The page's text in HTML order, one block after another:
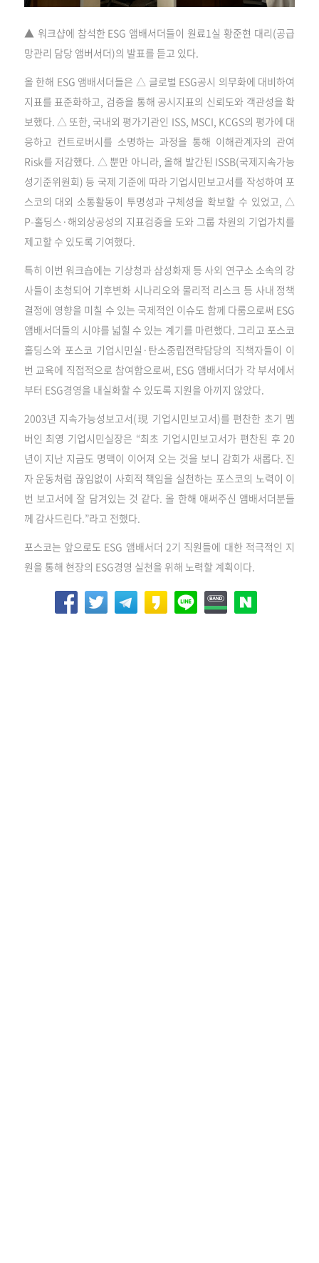
▲ 워크샵에 참석한 ESG 앰배서더들이 원료1실 황준현 대리(공급
망관리 담당 앰버서더)의 발표를 듣고 있다.
올 한해 ESG 앰배서더들은 △ 글로벌 ESG공시 의무화에 대비하여
지표를 표준화하고, 검증을 통해 공시지표의 신뢰도와 객관성을 확
보했다. △ 또한, 국내외 평가기관인 ISS, MSCI, KCGS의 평가에 대
응하고 컨트로버시를 소명하는 과정을 통해 이해관계자의 관여
Risk를 저감했다. △ 뿐만 아니라, 올해 발간된 ISSB(국제지속가능
성기준위원회) 등 국제 기준에 따라 기업시민보고서를 작성하여 포
스코의 대외 소통활동이 투명성과 구체성을 확보할 수 있었고, △
P-홀딩스·해외상공성의 지표검증을 도와 그룹 차원의 기업가치를
제고할 수 있도록 기여했다.
특히 이번 워크숍에는 기상청과 삼성화재 등 사외 연구소 소속의 강
사들이 초청되어 기후변화 시나리오와 물리적 리스크 등 사내 정책
결정에 영향을 미칠 수 있는 국제적인 이슈도 함께 다룸으로써 ESG
앰배서더들의 시야를 넓힐 수 있는 계기를 마련했다. 그리고 포스코
홀딩스와 포스코 기업시민실·탄소중립전략담당의 직책자들이 이
번 교육에 직접적으로 참여함으로써, ESG 앰배서더가 각 부서에서
부터 ESG경영을 내실화할 수 있도록 지원을 아끼지 않았다.
2003년 지속가능성보고서(現 기업시민보고서)를 편찬한 초기 멤
버인 최영 기업시민실장은 “최초 기업시민보고서가 편찬된 후 20
년이 지난 지금도 명맥이 이어져 오는 것을 보니 감회가 새롭다. 진
자 운동처럼 끊임없이 사회적 책임을 실천하는 포스코의 노력이 이
번 보고서에 잘 담겨있는 것 같다. 올 한해 애써주신 앰배서더분들
께 감사드린다.”라고 전했다.
포스코는 앞으로도 ESG 앰배서더 2기 직원들에 대한 적극적인 지
원을 통해 현장의 ESG경영 실천을 위해 노력할 계획이다.